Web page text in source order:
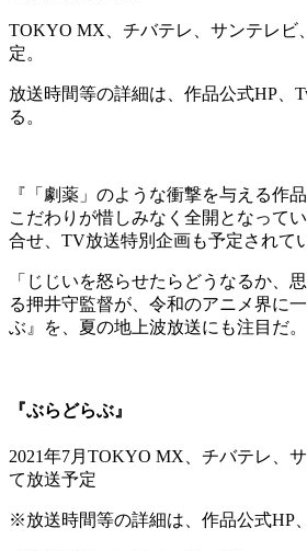
TOKYO MX、チバテレ、サンテレビ
定。
放送時間等の詳細は、作品公式HP、
る。
『「劇薬」のような衝撃を与える作
こだわりが惜しみなく全開となって
合せ、TV放送特別企画も予定されて
「じじいを怒らせたらどうなるか、
る押井守監督が、令和のアニメ界に
ぶ』を、夏の地上波放送にも注目だ。
『ぶらどらぶ』
2021年7月TOKYO MX、チバテレ、
て放送予定
※放送時間等の詳細は、作品公式HP